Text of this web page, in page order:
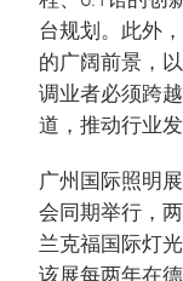
台规划。此外
的广阔前景，
调业者必须跨
道，推动行业发
广州国际照明
会同期举行，
兰克福国际灯
该展每两年在